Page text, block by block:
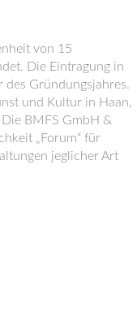
von 15
Die Eintragung in
des Gründungsjahres.
und Kultur in Haan,
BMFS GmbH &
„Forum“ für
jeglicher Art